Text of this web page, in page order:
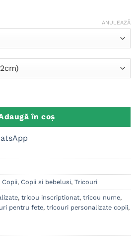
ANULEAZĂ
în coș
Copii, Copii si bebelusi, Tricouri
, tricou inscriptionat, tricou nume,
pentru fete, tricouri personalizate copii,